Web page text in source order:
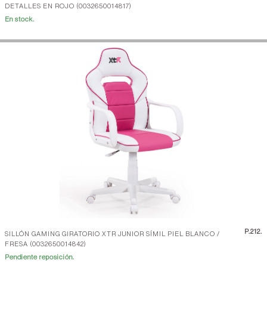
DETALLES EN ROJO (0032650014817)
En stock.
SILLÓN GAMING GIRATORIO XTR JUNIOR SÍMIL PIEL BLANCO /
FRESA (0032650014842)
P.212.
Pendiente reposición.